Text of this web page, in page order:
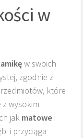
w
w swoich
zgodnie z
które
z wysokim
jak matowe i
i przyciąga